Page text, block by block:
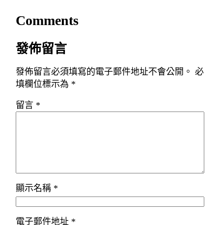
Comments
發佈留言
發佈留言必須填寫的電子郵件地址不會公開。 必
填欄位標示為 *
留言 *
顯示名稱 *
電子郵件地址 *